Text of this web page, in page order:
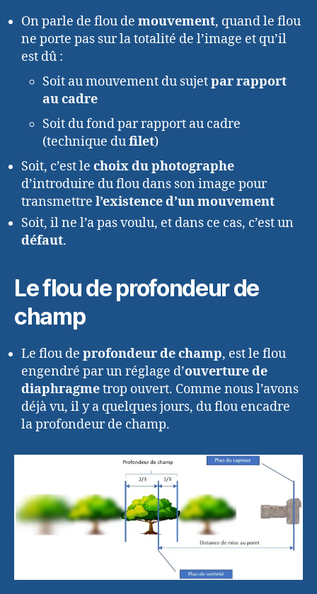
On parle de flou de mouvement, quand le flou
ne porte pas sur la totalité de l’image et qu’il
est dû :
Soit au mouvement du sujetpar rapport
au cadre
Soit du fond par rapport au cadre
(technique dufilet)
Soit, c’est le choix du photographe
d’introduire du flou dans son image pour
transmettre l’existence d’un mouvement
Soit, il ne l’a pas voulu, et dans ce cas, c’est un
défaut.
Le flou de profondeur de
champ
Le flou de profondeur de champ, est le flou
engendré par un réglage d’ouverture de
diaphragmetrop ouvert. Comme nous l’avons
déjà vu, il y a quelques jours, du flou encadre
la profondeur de champ.